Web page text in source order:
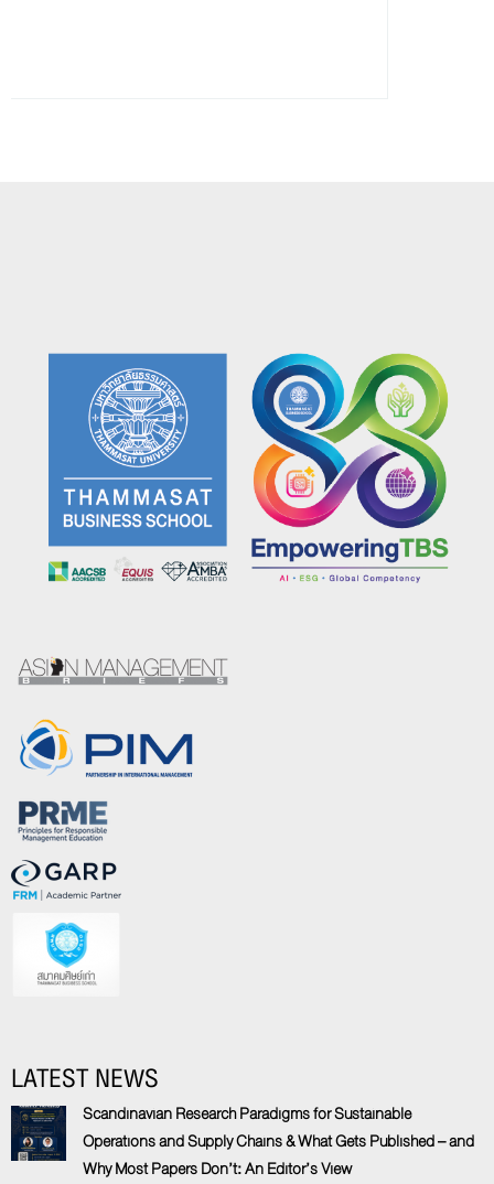
LATEST NEWS
Scandinavian Research Paradigms for Sustainable
Operations and Supply Chains & What Gets Published – and
Why Most Papers Don’t: An Editor’s View